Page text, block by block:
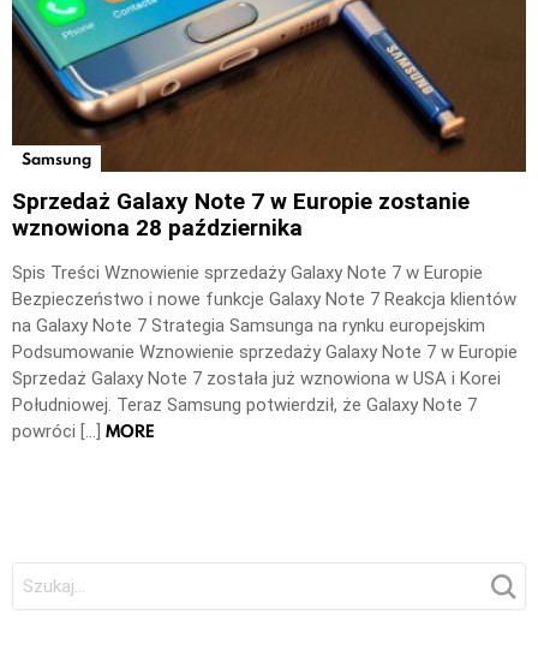
Samsung
Sprzedaż Galaxy Note 7 w Europie zostanie
wznowiona 28 października
Spis Treści Wznowienie sprzedaży Galaxy Note 7 w Europie
Bezpieczeństwo i nowe funkcje Galaxy Note 7 Reakcja klientów
na Galaxy Note 7 Strategia Samsunga na rynku europejskim
Podsumowanie Wznowienie sprzedaży Galaxy Note 7 w Europie
Sprzedaż Galaxy Note 7 została już wznowiona w USA i Korei
Południowej. Teraz Samsung potwierdził, że Galaxy Note 7
powróci […] MORE
Szukaj: